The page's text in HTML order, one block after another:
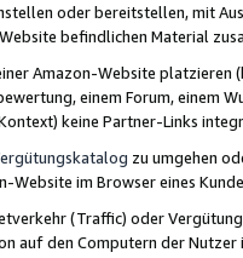
oder bereitstellen, mit
befindlichen Material
Amazon-Website
einem Forum, einem
keine Partner-Links
zu umgehen
Website im Browser eines
(Traffic) oder
auf den Computern der